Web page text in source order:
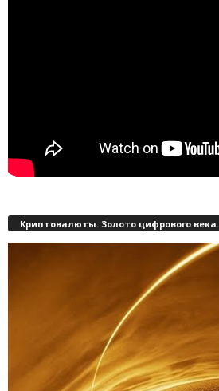
Криптовалюты. Золото цифрового века.